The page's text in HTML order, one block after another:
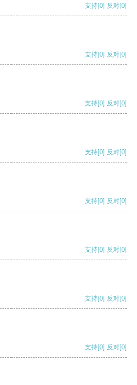
支持[0] 反对[0]
支持[0] 反对[0]
支持[0] 反对[0]
支持[0] 反对[0]
支持[0] 反对[0]
支持[0] 反对[0]
支持[0] 反对[0]
支持[0] 反对[0]